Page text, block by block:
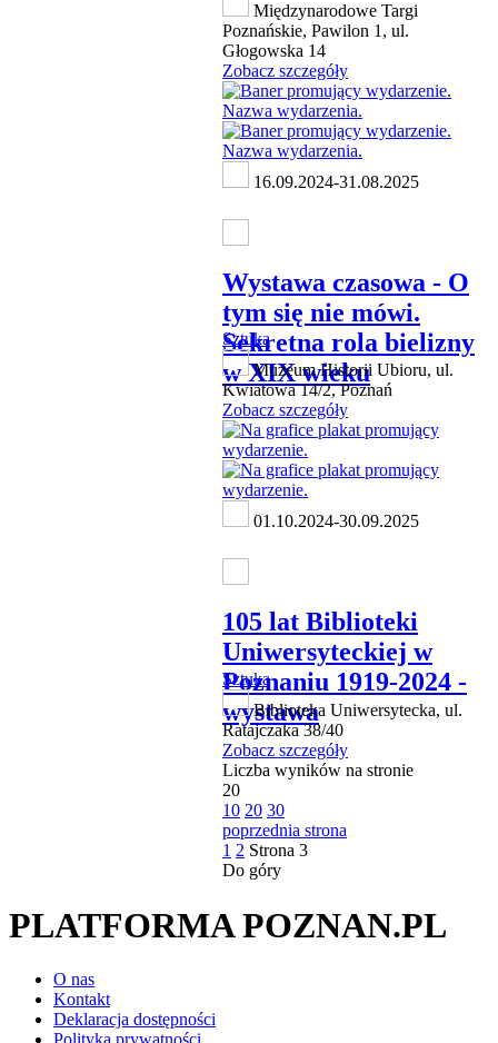
Międzynarodowe Targi
Poznańskie, Pawilon 1, ul.
Głogowska 14
Zobacz szczegóły
16.09.2024-31.08.2025
Wystawa czasowa - O
tym się nie mówi.
Sekretna rola bielizny
w XIX wieku
Sztuka
Muzeum Historii Ubioru, ul.
Kwiatowa 14/2, Poznań
Zobacz szczegóły
01.10.2024-30.09.2025
105 lat Biblioteki
Uniwersyteckiej w
Poznaniu 1919-2024 -
wystawa
Sztuka
Biblioteka Uniwersytecka, ul.
Ratajczaka 38/40
Zobacz szczegóły
Liczba wyników na stronie
20
10 20 30
poprzednia strona
1 2 Strona 3
Do góry
PLATFORMA POZNAN.PL
O nas
Kontakt
Deklaracja dostępności